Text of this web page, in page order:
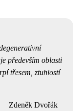
především oblasti
třesem, ztuhlostí
Zdeněk Dvořák